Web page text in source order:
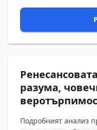
разума,
„Декамерон“
Подробният анализ